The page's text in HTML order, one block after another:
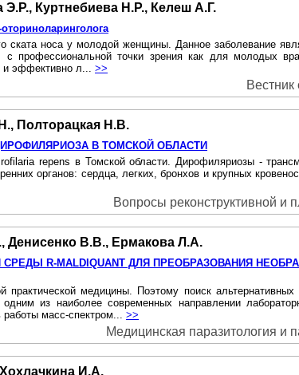
Куртнебиева Н.Р., Келеш А.Г.
ската носа у молодой женщины. Данное заболевание
с профессиональной точки зрения как для молодых
и эффективно л... >>
Полторацкая Н.В.
В ТОМСКОЙ ОБЛАСТИ
repens в Томской области. Дирофиляриозы -
органов: сердца, легких, бронхов и крупных
Вопросы реконструктивной и
В.В., Ермакова Л.А.
R-MALDIQUANT ДЛЯ ПРЕОБРАЗОВАНИЯ
практической медицины. Поэтому поиск
из наиболее современных направлении
работы масс-спектром... >>
Медицинская паразитология и
И.А.